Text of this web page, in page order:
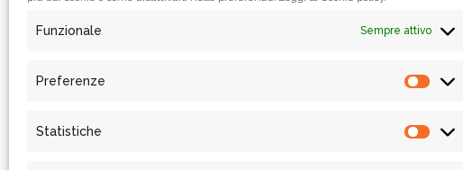
Funzionale Sempre attivo
Preferenze
Statistiche © 2021